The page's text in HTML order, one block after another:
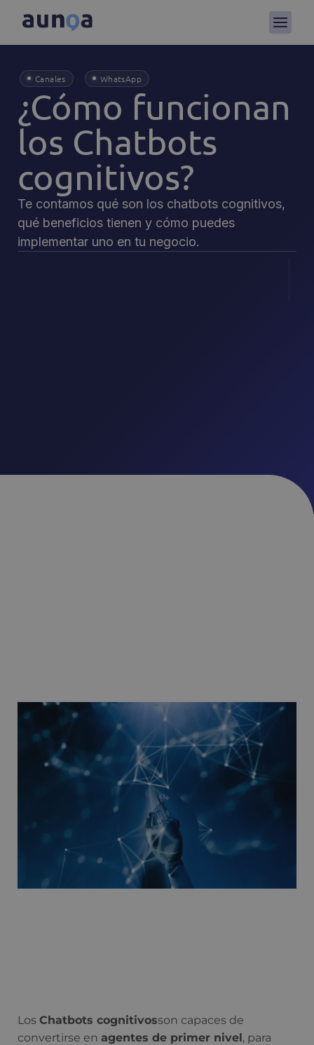
Canales WhatsApp
¿Cómo funcionan
los Chatbots
cognitivos?
Te contamos qué son los chatbots cognitivos,
qué beneficios tienen y cómo puedes
implementar uno en tu negocio.
Los Chatbots cognitivosson capaces de
convertirse en agentes de primer nivel, para